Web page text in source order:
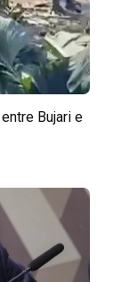
Bujari e